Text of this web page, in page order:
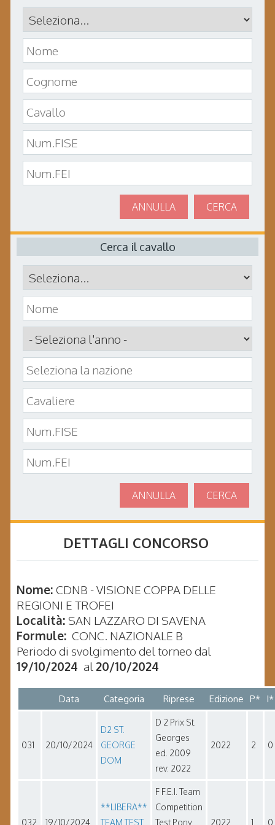
CERCA
ANNULLA
Cerca il cavallo
CERCA
ANNULLA
DETTAGLI CONCORSO
Nome: CDNB - VISIONE COPPA DELLE
REGIONI E TROFEI
Località: SAN LAZZARO DI SAVENA
Formule: CONC. NAZIONALE B
Periodo di svolgimento del torneo dal
19/10/2024 al 20/10/2024
Data Categoria Riprese Edizione P* I*
031 20/10/2024
D2 ST.
GEORGE
DOM
D 2 Prix St.
Georges
ed. 2009
rev. 2022
2022 2 0
032 19/10/2024
**LIBERA**
TEAM TEST
F F.E.I. Team
Competition
Test Pony
2022 1 0